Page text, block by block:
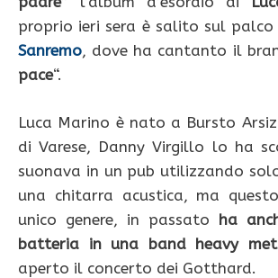
proprio ieri sera è salito sul
Sanremo, dove ha cantanto il
pace“.
Luca Marino è nato a Bursto
di Varese, Danny Virgillo lo ha
suonava in un pub utilizzando
una chitarra acustica, ma
unico genere, in passato ha
batteria in una band heavy
aperto il concerto dei Gotthard.